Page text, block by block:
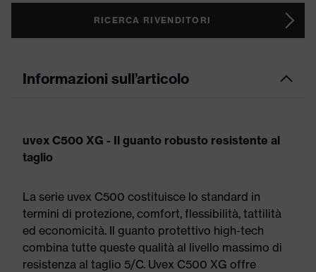
RICERCA RIVENDITORI
Informazioni sull’articolo
uvex C500 XG - Il guanto robusto resistente al
taglio
La serie uvex C500 costituisce lo standard in
termini di protezione, comfort, flessibilità, tattilità
ed economicità. Il guanto protettivo high-tech
combina tutte queste qualità al livello massimo di
resistenza al taglio 5/C. Uvex C500 XG offre